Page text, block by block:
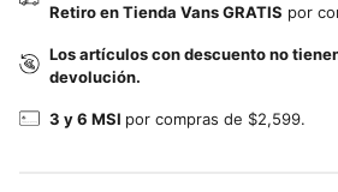
Retiro en Tienda Vans GRATIS por
Los artículos con descuento no
devolución.
3 y 6 MSI por compras de $2,599.